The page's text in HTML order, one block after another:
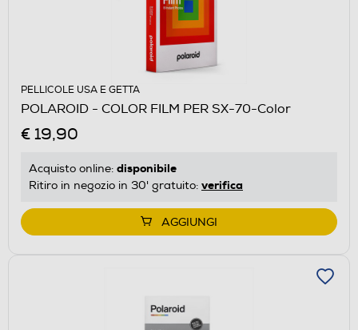
PELLICOLE USA E GETTA
POLAROID - COLOR FILM PER SX-70-Color
€ 19,90
Acquisto online: disponibile
Ritiro in negozio in 30' gratuito: verifica
AGGIUNGI